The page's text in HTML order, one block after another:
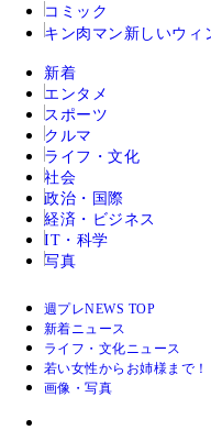
コミック
キン肉マン 新しいウィ
新着
エンタメ
スポーツ
クルマ
ライフ・文化
社会
政治・国際
経済・ビジネス
IT・科学
写真
週プレNEWS TOP
新着ニュース
ライフ・文化ニュース
若い女性からお姉様まで
画像・写真